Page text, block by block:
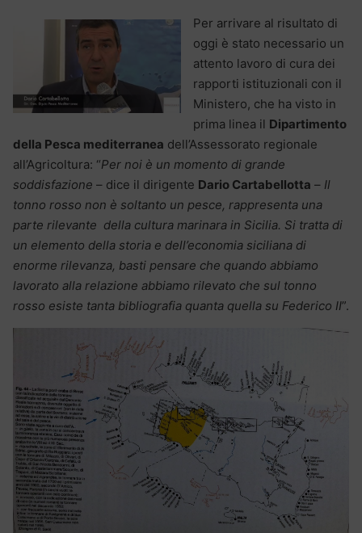
Per arrivare al risultato di
oggi è stato necessario un
attento lavoro di cura dei
rapporti istituzionali con il
Ministero, che ha visto in
prima linea il Dipartimento
della Pesca mediterranea dell’Assessorato regionale
all’Agricoltura: “Per noi è un momento di grande
soddisfazione – dice il dirigente Dario Cartabellotta – Il
tonno rosso non è soltanto un pesce, rappresenta una
parte rilevante della cultura marinara in Sicilia. Si tratta di
un elemento della storia e dell’economia siciliana di
enorme rilevanza, basti pensare che quando abbiamo
lavorato alla relazione abbiamo rilevato che sul tonno
rosso esiste tanta bibliografia quanta quella su Federico II”.